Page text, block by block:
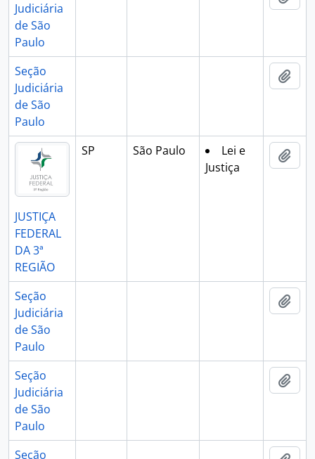
Judiciária
de São
Paulo
Seção
Judiciária
de São
Paulo
JUSTIÇA
FEDERAL
DA 3ª
REGIÃO
SP São Paulo
Lei e
Justiça
Seção
Judiciária
de São
Paulo
Seção
Judiciária
de São
Paulo
Seção